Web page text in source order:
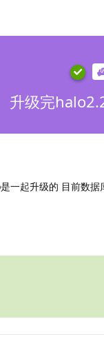
升级完
一起升级的 目前数